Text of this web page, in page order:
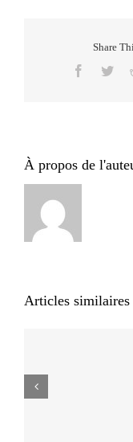
Share
Facebook
À propos de
Articles similaires